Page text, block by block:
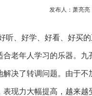
发布人：萧亮
听、好学、好看、好买
合老年人学习的乐器。
解决了转调问题。由于
表现力大幅提高，越来